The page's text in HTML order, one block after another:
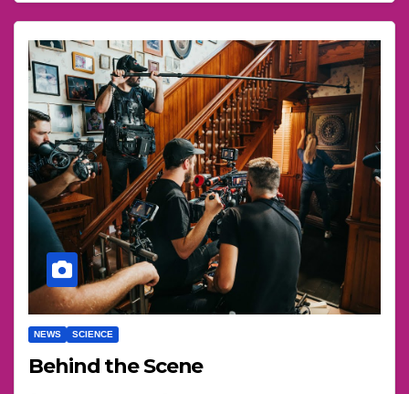
NEWS SCIENCE
Behind the Scene